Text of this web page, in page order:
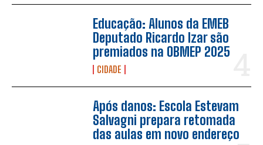
Educação: Alunos da EMEB
Deputado Ricardo Izar são
premiados na OBMEP 2025
CIDADE
Após danos: Escola Estevam
Salvagni prepara retomada
das aulas em novo endereço